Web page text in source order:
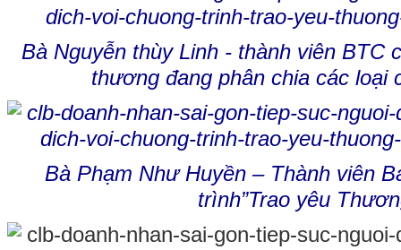
Bà Nguyễn thùy Linh - thành viên BTC
thương đang phân chia các loại
Bà Phạm Như Huyền – Thành viên
trình”Trao yêu